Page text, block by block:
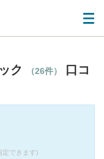
ク （26件）
口コ
定できます)